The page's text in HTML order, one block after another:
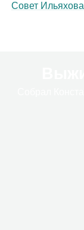
Совет Ильяхова